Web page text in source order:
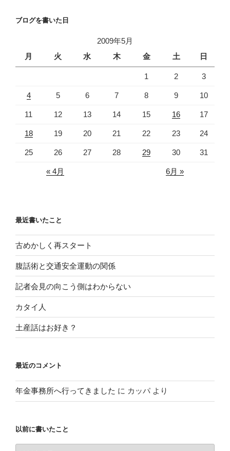
ブログを書いた日
2009年5月
月
火 水 木 金 土 日
1 2 3
4 5 6 7 8 9 10
11 12 13 14 15 16 17
18 19 20 21 22 23 24
25 26 27 28 29 30 31
« 4月 6月 »
最近書いたこと
古めかしく再スタート
腹話術と交通安全運動の関係
記者会見の向こう側はわからない
カタイ人
土産話はお好き？
最近のコメント
年金事務所へ行ってきました に カッパより
以前に書いたこと